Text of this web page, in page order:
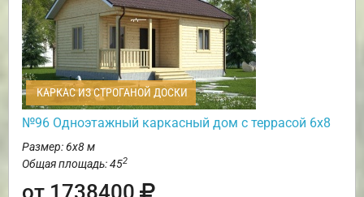
КАРКАС ИЗ СТРОГАНОЙ ДОСКИ
№96 Одноэтажный каркасный дом с террасой 6х8
Размер: 6х8 м
Общая площадь: 452